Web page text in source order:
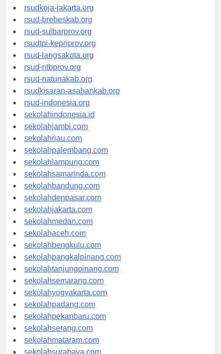
rsud-cilacapkab.org
rsudkoja-jakarta.org
rsud-brebeskab.org
rsud-sulbarprov.org
rsudtpi-kepriprov.org
rsud-langsakota.org
rsud-ntbprov.org
rsud-natunakab.org
rsudkisaran-asahankab.org
rsud-indonesia.org
sekolahindonesia.id
sekolahjambi.com
sekolahriau.com
sekolahpalembang.com
sekolahlampung.com
sekolahsamarinda.com
sekolahbandung.com
sekolahdenpasar.com
sekolahjakarta.com
sekolahmedan.com
sekolahaceh.com
sekolahbengkulu.com
sekolahpangkalpinang.com
sekolahtanjungpinang.com
sekolahsemarang.com
sekolahyogyakarta.com
sekolahpadang.com
sekolahpekanbaru.com
sekolahserang.com
sekolahmataram.com